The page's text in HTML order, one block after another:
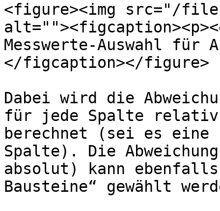
<figure><img src="/files/
Messwerte-Auswahl für
</figcaption></figure>
Dabei wird die
für jede Spalte relativ
berechnet (sei es
Spalte). Die
absolut) kann
Bausteine“ gewählt